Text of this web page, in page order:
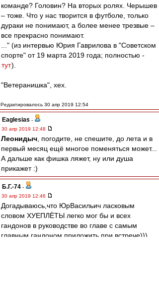
команде? Головин? На вторых ролях. Черышев
– тоже. Что у нас творится в футболе, только
дураки не понимают, а более менее трезвые –
все прекрасно понимают.
..." (из интервью Юрия Гаврилова в "Советском
спорте" от 19 марта 2019 года; полностью -
тут).
"Ветеранишка", хех.
Редактировалось 30 апр 2019 12:54
Eaglesias -
30 апр 2019 12:48
Леонидыч , погодите, не спешите, до лета и в
первый месяц ещё многое поменяться может...
А дальше как фишка ляжет, ну или душа
прикажет :)
Б.Г.-74 -
30 апр 2019 12:46
Догадываюсь,что ЮрВасильич ласковым
словом ХУЕПЛЁТЫ легко мог бы и всех
гандонов в руководстве во главе с самым
главным гандоном приложить при встрече)))